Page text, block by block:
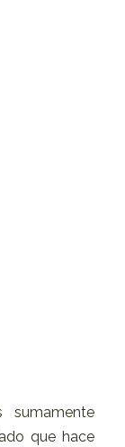
sumamente
que hace